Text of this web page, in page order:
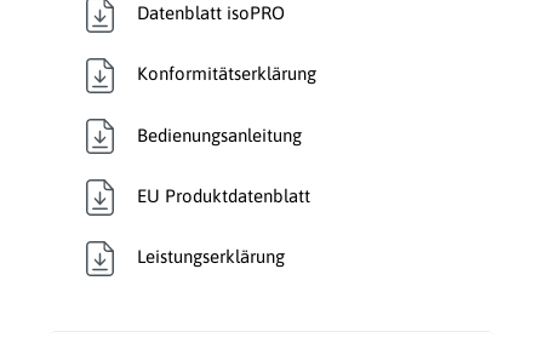
Datenblatt isoPRO
Konformitätserklärung
Bedienungsanleitung
EU Produktdatenblatt
Leistungserklärung